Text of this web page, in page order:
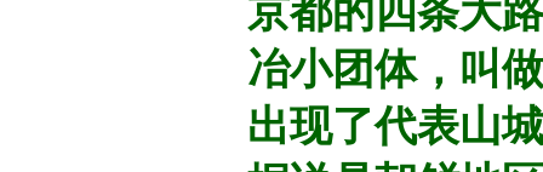
京都的 四条大
冶小团体，叫
出现了代表山